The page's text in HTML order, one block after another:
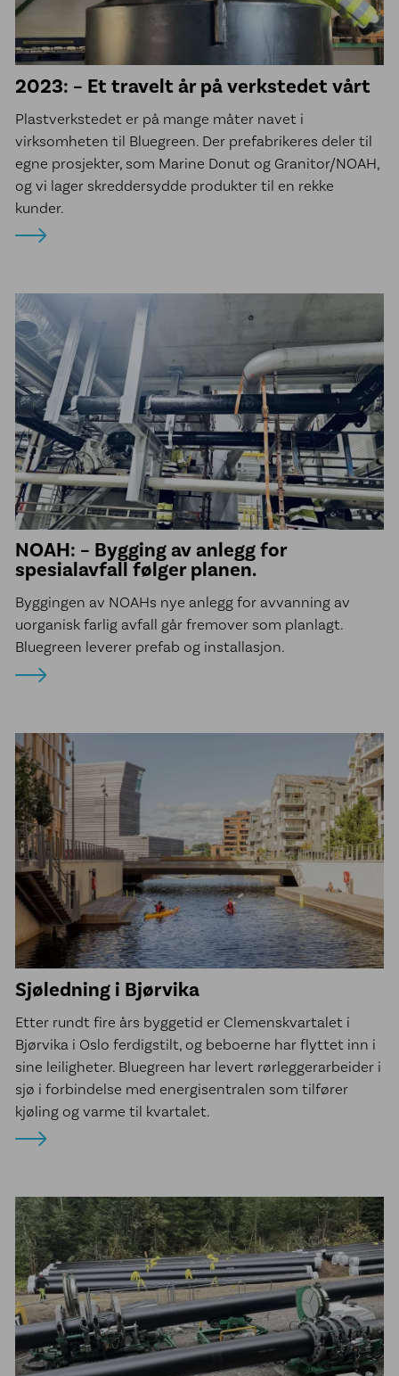
2023: – Et travelt år på verkstedet vårt
Plastverkstedet er på mange måter navet i
virksomheten til Bluegreen. Der prefabrikeres deler til
egne prosjekter, som Marine Donut og Granitor/NOAH,
og vi lager skreddersydde produkter til en rekke
kunder.
NOAH: – Bygging av anlegg for
spesialavfall følger planen.
Byggingen av NOAHs nye anlegg for avvanning av
uorganisk farlig avfall går fremover som planlagt.
Bluegreen leverer prefab og installasjon.
Sjøledning i Bjørvika
Etter rundt fire års byggetid er Clemenskvartalet i
Bjørvika i Oslo ferdigstilt, og beboerne har flyttet inn i
sine leiligheter. Bluegreen har levert rørleggerarbeider i
sjø i forbindelse med energisentralen som tilfører
kjøling og varme til kvartalet.